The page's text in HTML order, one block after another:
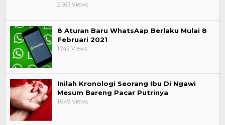
2.563 Views
8 Aturan Baru WhatsAap Berlaku Mulai 8
Februari 2021
1.742 Views
Inilah Kronologi Seorang Ibu Di Ngawi
Mesum Bareng Pacar Putrinya
1.649 Views